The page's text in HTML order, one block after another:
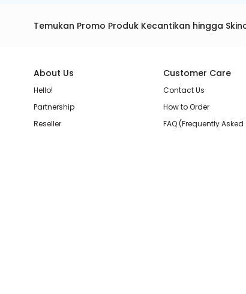
Temukan Promo Produk Kecantikan hingga
About Us
Hello!
Partnership
Reseller
Customer Care
Contact Us
How to Order
FAQ (Frequently